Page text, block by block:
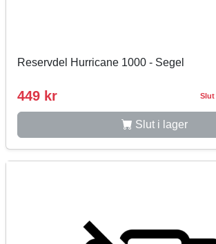
Reservdel Hurricane 1000 - Segel
449 kr Slut
Slut i lager